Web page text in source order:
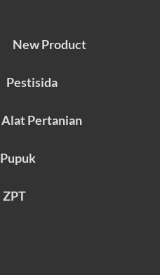
New Product
Pestisida
Alat Pertanian
Pupuk
ZPT